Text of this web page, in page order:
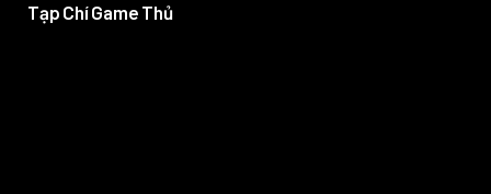
Tạp Chí Game Thủ